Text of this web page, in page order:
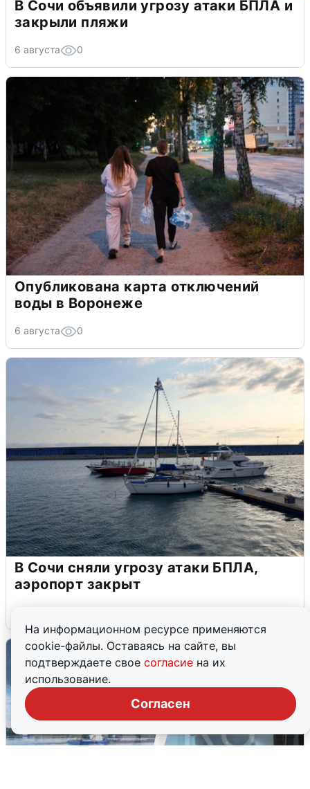
На информационном ресурсе применяются
cookie-файлы. Оставаясь на сайте, вы
подтверждаете свое согласие на их
использование.
Согласен
В Сочи объявили угрозу атаки БПЛА и
закрыли пляжи
6 августа 0
Опубликована карта отключений
воды в Воронеже
6 августа 0
В Сочи сняли угрозу атаки БПЛА,
аэропорт закрыт